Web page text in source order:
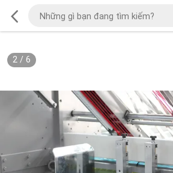
2/ 6